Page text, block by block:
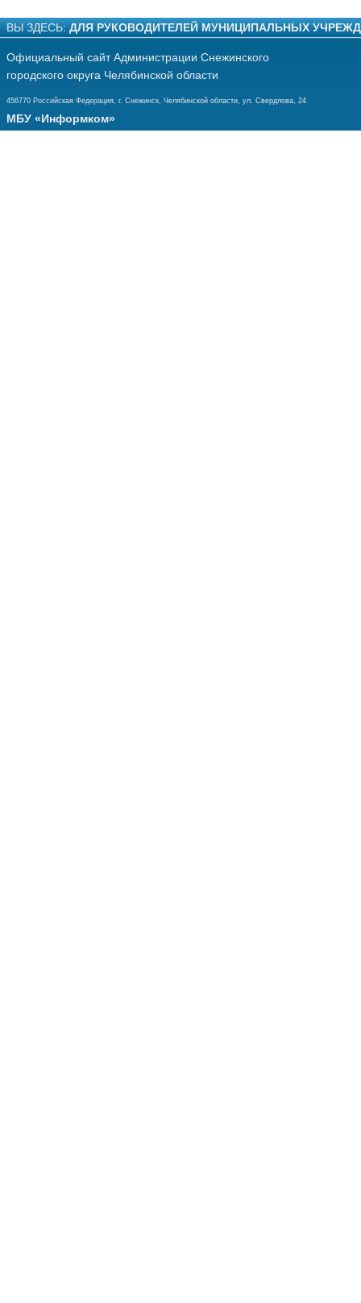
ВЫ ЗДЕСЬ: ДЛЯ РУКОВОДИТЕЛЕЙ МУНИЦИПАЛЬНЫХ
Официальный сайт Администрации Снежинского
городского округа Челябинской области
456770 Российская Федерация, г. Снежинск, Челябинской области, ул. Свердлова, 24
МБУ «Информком»